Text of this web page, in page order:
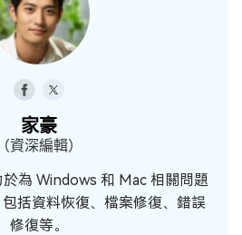
家豪
（資深編輯）
為 Windows 和 Mac 相關問題
括資料恢復、檔案修復、錯誤
修復等。